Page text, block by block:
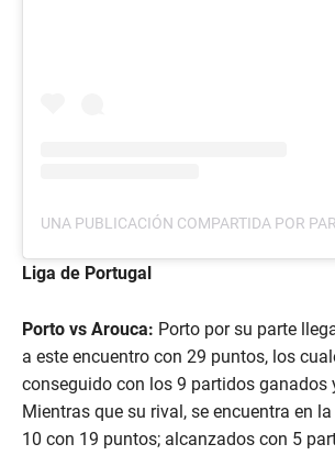
Liga de Portugal
Porto vs Arouca: Porto por su parte
a este encuentro con 29 puntos, los
conseguido con los 9 partidos ganados
Mientras que su rival, se encuentra en
10 con 19 puntos; alcanzados con 5